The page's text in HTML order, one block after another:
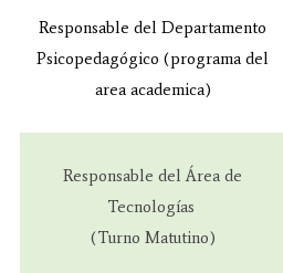
Responsable del Departamento
Psicopedagógico (programa del
area academica)
Responsable del Área de
Tecnologías
(Turno Matutino)